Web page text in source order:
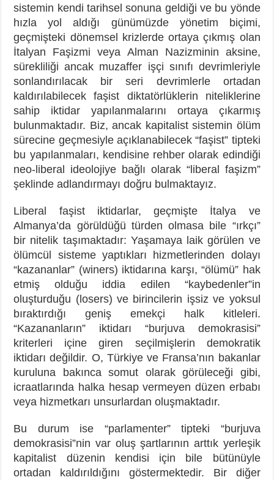
sistemin kendi tarihsel sonuna geldiği ve bu yönde
hızla yol aldığı günümüzde yönetim biçimi,
geçmişteki dönemsel krizlerde ortaya çıkmış olan
İtalyan Faşizmi veya Alman Nazizminin aksine,
sürekliliği ancak muzaffer işçi sınıfı devrimleriyle
sonlandırılacak bir seri devrimlerle ortadan
kaldırılabilecek faşist diktatörlüklerin niteliklerine
sahip iktidar yapılanmalarını ortaya çıkarmış
bulunmaktadır. Biz, ancak kapitalist sistemin ölüm
sürecine geçmesiyle açıklanabilecek “faşist” tipteki
bu yapılanmaları, kendisine rehber olarak edindiği
neo-liberal ideolojiye bağlı olarak “liberal faşizm”
şeklinde adlandırmayı doğru bulmaktayız.
Liberal faşist iktidarlar, geçmişte İtalya ve
Almanya’da görüldüğü türden olmasa bile “ırkçı”
bir nitelik taşımaktadır: Yaşamaya laik görülen ve
ölümcül sisteme yaptıkları hizmetlerinden dolayı
“kazananlar” (winers) iktidarına karşı, “ölümü” hak
etmiş olduğu iddia edilen “kaybedenler”in
oluşturduğu (losers) ve birincilerin işsiz ve yoksul
bıraktırdığı geniş emekçi halk kitleleri.
“Kazananların” iktidarı “burjuva demokrasisi”
kriterleri içine giren seçilmişlerin demokratik
iktidarı değildir. O, Türkiye ve Fransa’nın bakanlar
kuruluna bakınca somut olarak görüleceği gibi,
icraatlarında halka hesap vermeyen düzen erbabı
veya hizmetkarı unsurlardan oluşmaktadır.
Bu durum ise “parlamenter” tipteki “burjuva
demokrasisi”nin var oluş şartlarının arttık yerleşik
kapitalist düzenin kendisi için bile bütünüyle
ortadan kaldırıldığını göstermektedir. Bir diğer